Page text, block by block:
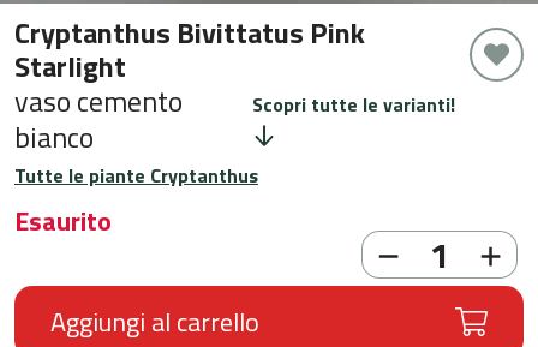
Cryptanthus Bivittatus Pink
Starlight
vaso cemento
bianco
Scopri tutte le varianti!
Tutte le piante Cryptanthus
Esaurito
Aggiungi al carrello